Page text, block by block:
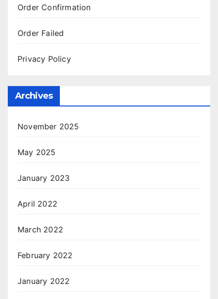
Order Confirmation
Order Failed
Privacy Policy
Archives
November 2025
May 2025
January 2023
April 2022
March 2022
February 2022
January 2022